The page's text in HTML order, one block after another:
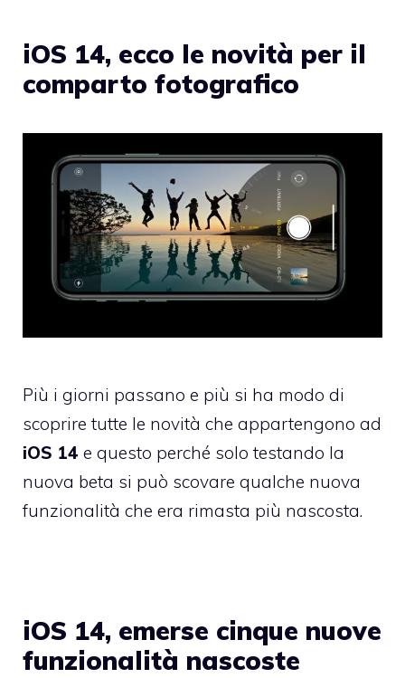
iOS 14, ecco le novità per il
comparto fotografico
Più i giorni passano e più si ha modo di
scoprire tutte le novità che appartengono ad
iOS 14 e questo perché solo testando la
nuova beta si può scovare qualche nuova
funzionalità che era rimasta più nascosta.
iOS 14, emerse cinque nuove
funzionalità nascoste